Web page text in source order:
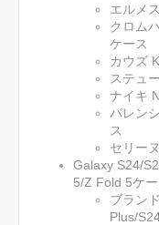
エルメ
クロム
ケース
カウズ
ステュ
ナイキ
バレン
ス
セリー
Galaxy S24/
5/Z Fold 5ケ
ブラン
Plus/